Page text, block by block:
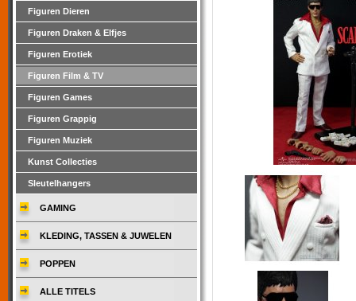
Figuren Dieren
Figuren Draken & Elfjes
Figuren Erotiek
Figuren Film & TV
Figuren Games
Figuren Grappig
Figuren Muziek
Kunst Collecties
Sleutelhangers
GAMING
KLEDING, TASSEN & JUWELEN
POPPEN
ALLE TITELS